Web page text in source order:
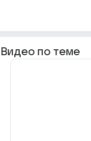
Видео по теме